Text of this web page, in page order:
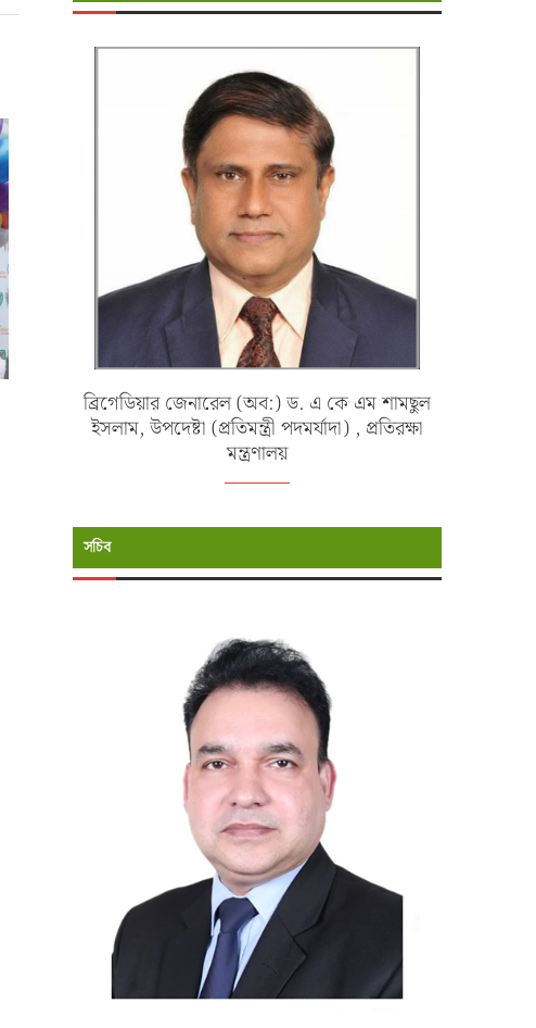
বন্যাদুর্গত ও পানিবন্দি মানুষের পাশে বাংলাদেশ
নৌবাহিনী
মায়ানমারে পাচারকালে সিমেন্ট বোঝাই
বোটসহ ২১ জনকে...
ব্রিগেডিয়ার জেনারেল (অব:) ড. এ কে এম শামছুল
ইসলাম, উপদেষ্টা (প্রতিমন্ত্রী পদমর্যাদা) , প্রতিরক্ষা
মন্ত্রণালয়
সচিব